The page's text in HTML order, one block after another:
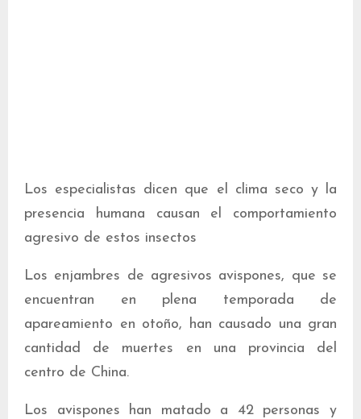
Los especialistas dicen que el clima seco y la
presencia humana causan el comportamiento
agresivo de estos insectos
Los enjambres de agresivos avispones, que se
encuentran en plena temporada de
apareamiento en otoño, han causado una gran
cantidad de muertes en una provincia del
centro de China.
Los avispones han matado a 42 personas y